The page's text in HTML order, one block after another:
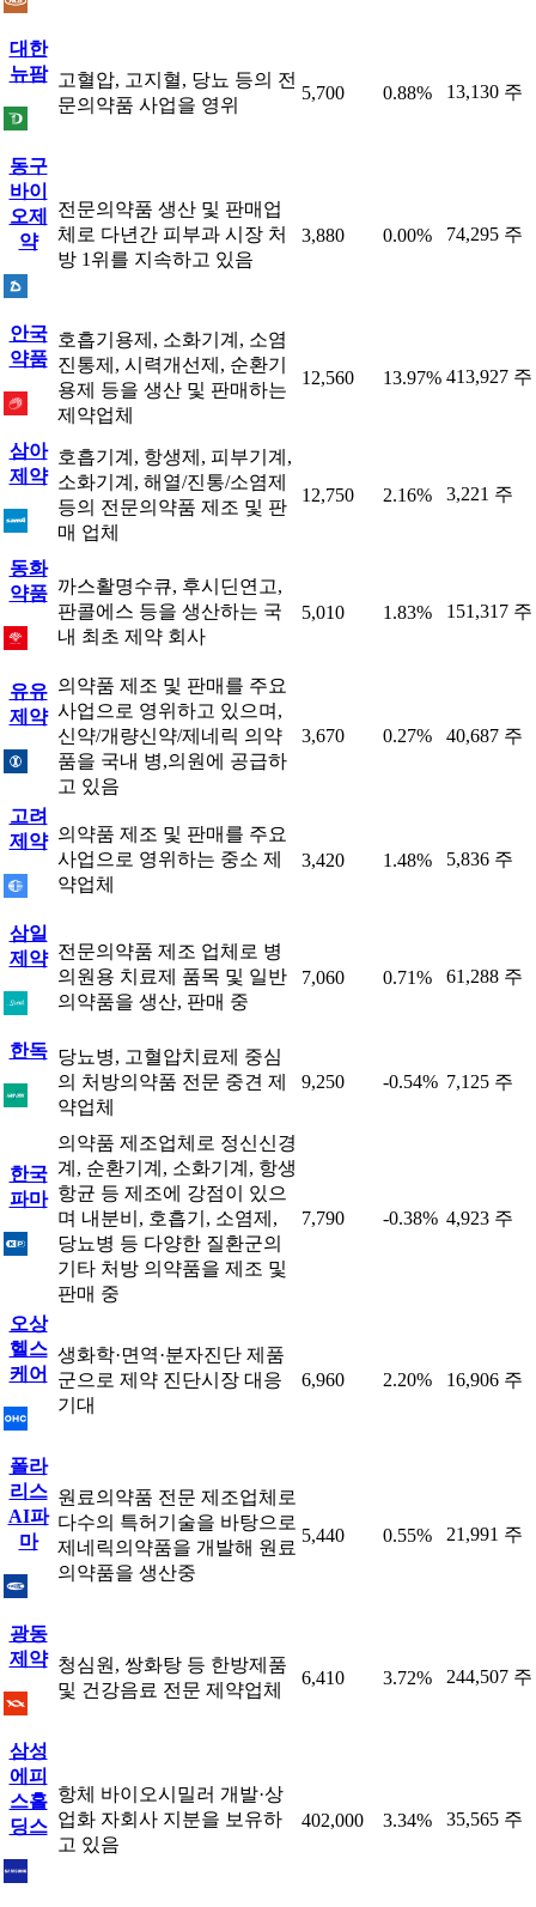
대한
뉴팜
고혈압, 고지혈, 당뇨 등의 전
문의약품 사업을 영위
5,700 0.88% 13,130 주
동구
바이
오제
약
전문의약품 생산 및 판매업
체로 다년간 피부과 시장 처
방 1위를 지속하고 있음
3,880 0.00% 74,295 주
안국
약품
호흡기용제, 소화기계, 소염
진통제, 시력개선제, 순환기
용제 등을 생산 및 판매하는
제약업체
12,560 13.97% 413,927 주
삼아
제약
호흡기계, 항생제, 피부기계,
소화기계, 해열/진통/소염제
등의 전문의약품 제조 및 판
매 업체
12,750 2.16% 3,221 주
동화
약품 까스활명수큐, 후시딘연고,
판콜에스 등을 생산하는 국
내 최초 제약 회사
5,010 1.83% 151,317 주
유유
제약
의약품 제조 및 판매를 주요
사업으로 영위하고 있으며,
신약/개량신약/제네릭 의약
품을 국내 병,의원에 공급하
고 있음
3,670 0.27% 40,687 주
고려
제약 의약품 제조 및 판매를 주요
사업으로 영위하는 중소 제
약업체
3,420 1.48% 5,836 주
삼일
제약 전문의약품 제조 업체로 병
의원용 치료제 품목 및 일반
의약품을 생산, 판매 중
7,060 0.71% 61,288 주
한독 당뇨병, 고혈압치료제 중심
의 처방의약품 전문 중견 제
약업체
9,250 -0.54% 7,125 주
한국
파마
의약품 제조업체로 정신신경
계, 순환기계, 소화기계, 항생
항균 등 제조에 강점이 있으
며 내분비, 호흡기, 소염제,
당뇨병 등 다양한 질환군의
기타 처방 의약품을 제조 및
판매 중
7,790 -0.38% 4,923 주
오상
헬스
케어
생화학·면역·분자진단 제품
군으로 제약 진단시장 대응
기대
6,960 2.20% 16,906 주
폴라
리스
AI파
마
원료의약품 전문 제조업체로
다수의 특허기술을 바탕으로
제네릭의약품을 개발해 원료
의약품을 생산중
5,440 0.55% 21,991 주
광동
제약 청심원, 쌍화탕 등 한방제품
및 건강음료 전문 제약업체
6,410 3.72% 244,507 주
삼성
에피
스홀
딩스
항체 바이오시밀러 개발·상
업화 자회사 지분을 보유하
고 있음
402,000 3.34% 35,565 주